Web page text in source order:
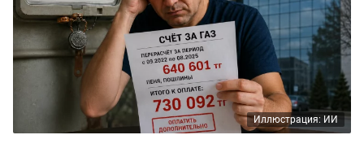
Иллюстрация: ИИ